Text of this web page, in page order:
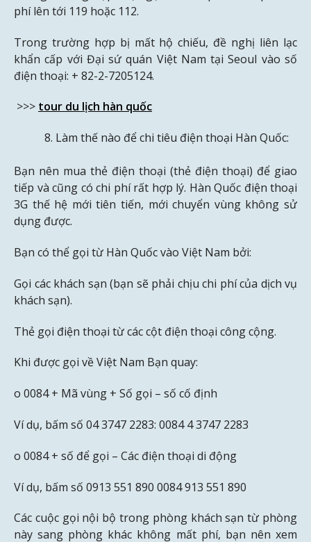
phí lên tới 119 hoặc 112.
Trong trường hợp bị mất hộ chiếu, đề nghị liên lạc
khẩn cấp với Đại sứ quán Việt Nam tại Seoul vào số
điện thoại: + 82-2-7205124.
>>> tour du lịch hàn quốc
Làm thế nào để chi tiêu điện thoại Hàn Quốc:
Bạn nên mua thẻ điện thoại (thẻ điện thoại) để giao
tiếp và cũng có chi phí rất hợp lý. Hàn Quốc điện thoại
3G thế hệ mới tiên tiến, mới chuyển vùng không sử
dụng được.
Bạn có thể gọi từ Hàn Quốc vào Việt Nam bởi:
Gọi các khách sạn (bạn sẽ phải chịu chi phí của dịch vụ
khách sạn).
Thẻ gọi điện thoại từ các cột điện thoại công cộng.
Khi được gọi về Việt Nam Bạn quay:
o 0084 + Mã vùng + Số gọi – số cố định
Ví dụ, bấm số 04 3747 2283: 0084 4 3747 2283
o 0084 + số để gọi – Các điện thoại di động
Ví dụ, bấm số 0913 551 890 0084 913 551 890
Các cuộc gọi nội bộ trong phòng khách sạn từ phòng
này sang phòng khác không mất phí, bạn nên xem